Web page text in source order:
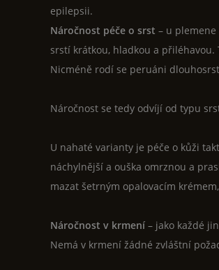
epilepsii.
Náročnost péče o srst – u
srstí krátkou, hladkou a přiléhavou.
Nicméně rodí se peruáni
Náročnost se tedy odvíjí od typu
U nahaté varianty je péče o kůži
náchylnější a ouška omrznou a
mazat šetrným opalovacím
Náročnost v krmení – jako každé
Nemá v krmení žádné zvláštní